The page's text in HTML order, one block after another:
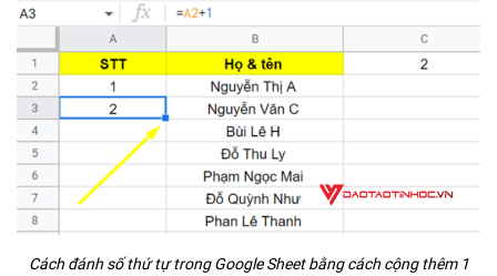
Cách đánh số thứ tự trong Google Sheet bằng cách cộng thêm 1